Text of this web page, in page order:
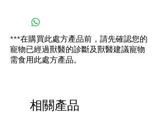
生長期是幼貓生命中的重要階段，
化，探索周圍環境，發掘新鮮事
物，此時免疫系統也逐漸發育。幼
貓配方糧特別添加含維生素E的專
消化系統健康
含極易消化的蛋白質L.I.P.*及益生
***在購買此處方產品前，請先確認您的
寵物已經過獸醫的診斷及獸醫建議寵物
需食用此處方產品。
相關產品